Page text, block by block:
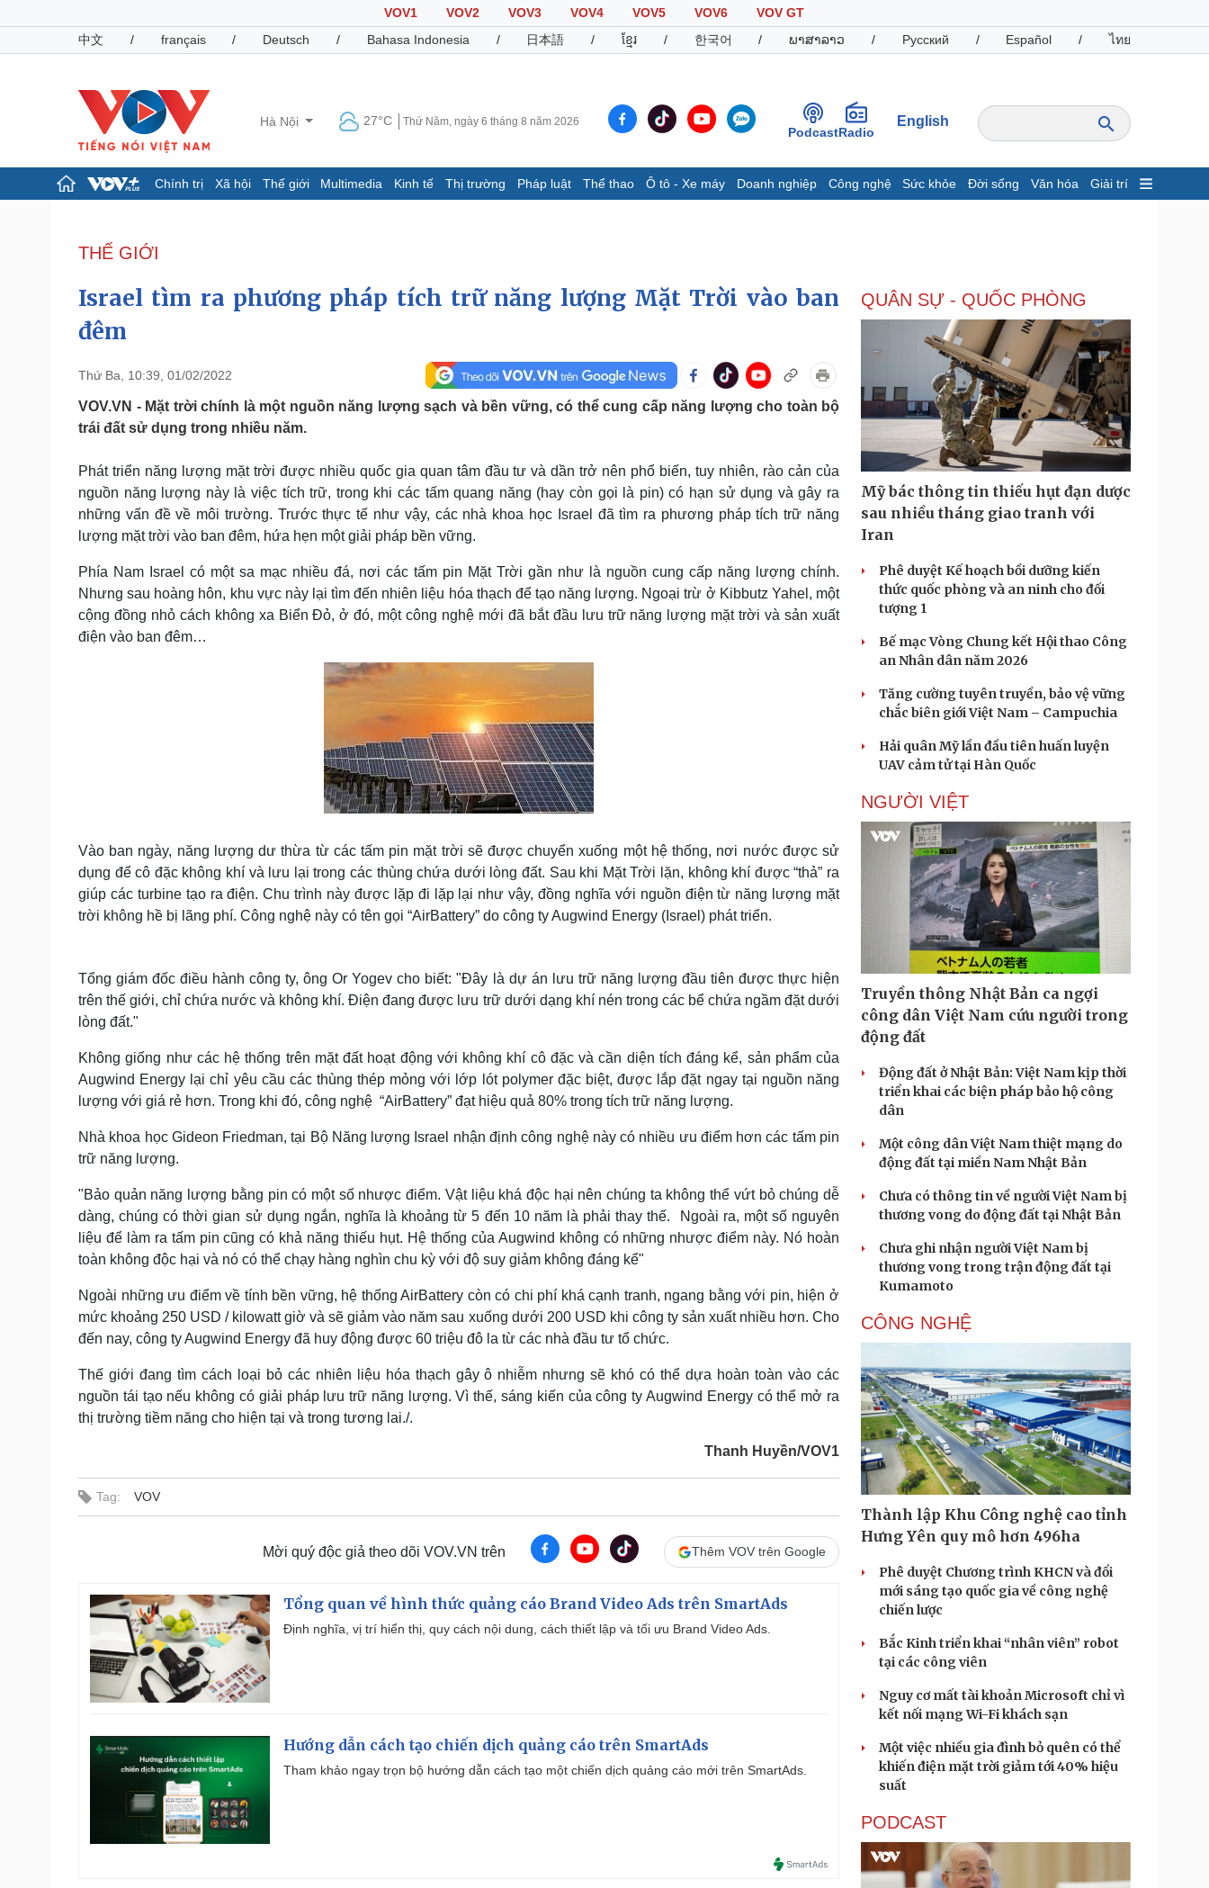
VOV1 VOV2 VOV3 VOV4 VOV5 VOV6
VOV GT
中文
/ français / Deutsch / Bahasa Indonesia / 日本語 / ខ្មែរ / 한국어 / ພາສາລາວ / Русский / Español / ไทย
Hà Nội 27°C Thứ Năm, ngày 6 tháng 8 năm 2026
PodcastRadio
English
Chính trị Xã hội Thế giới Multimedia Kinh tế Thị trường Pháp luật Thể thao Ô tô - Xe máy Doanh nghiệp Công nghệ Sức khỏe Đời sống Văn hóa Giải trí
Đảng
Tổ chức nhân sự
Nhận diện sự thật
Dấu ấn VOV
Infographic
Chứng khoán
Giá cà phê
Pháp luật
Tin nóng
Tư vấn luật
Việt Nam
Phân tích
Thể thao
Lịch thi đấu bóng đá
Hậu trường
Ô tô - Xe máy
Xe máy
Doanh nghiệp
Thông tin doanh nghiệp
Doanh nghiệp 24h
Vì cộng đồng
Công nghệ
Sành điệu
Tin Công nghệ
Trải nghiệm
Chuyển đổi số
Sức khỏe
Dinh dưỡng - món ngon
Cây thuốc
Sản phụ khoa
Nhi khoa
Nam khoa
Làm đẹp - giảm cân
Phòng mạch online
Đời sống
Nhà đẹp
Blog
Tình yêu - Gia đình
Văn hóa
Sân khấu - Điện ảnh
Văn học
Di sản
Giải trí
Nghệ sĩ
Sao Việt
Du lịch
Tư vấn
check-in
Podcast
Câu chuyện thời sự
Cửa sổ tình yêu
Kể chuyện cho bé
Hạt giống tâm hồn
THẾ GIỚI
Israel tìm ra phương pháp tích trữ năng lượng Mặt Trời vào ban
đêm
Thứ Ba, 10:39, 01/02/2022
VOV.VN - Mặt trời chính là một nguồn năng lượng sạch và bền vững, có thể cung cấp năng lượng cho toàn bộ
trái đất sử dụng trong nhiều năm.
Phát triển năng lượng mặt trời được nhiều quốc gia quan tâm đầu tư và dần trở nên phổ biến, tuy nhiên, rào cản của
nguồn năng lượng này là việc tích trữ, trong khi các tấm quang năng (hay còn gọi là pin) có hạn sử dụng và gây ra
những vấn đề về môi trường. Trước thực tế như vậy, các nhà khoa học Israel đã tìm ra phương pháp tích trữ năng
lượng mặt trời vào ban đêm, hứa hẹn một giải pháp bền vững.
Phía Nam Israel có một sa mạc nhiều đá, nơi các tấm pin Mặt Trời gần như là nguồn cung cấp năng lượng chính.
Nhưng sau hoàng hôn, khu vực này lại tìm đến nhiên liệu hóa thạch để tạo năng lượng. Ngoại trừ ở Kibbutz Yahel, một
cộng đồng nhỏ cách không xa Biển Đỏ, ở đó, một công nghệ mới đã bắt đầu lưu trữ năng lượng mặt trời và sản xuất
điện vào ban đêm…
Vào ban ngày, năng lượng dư thừa từ các tấm pin mặt trời sẽ được chuyển xuống một hệ thống, nơi nước được sử
dụng để cô đặc không khí và lưu lại trong các thùng chứa dưới lòng đất. Sau khi Mặt Trời lặn, không khí được “thả” ra
giúp các turbine tạo ra điện. Chu trình này được lặp đi lặp lại như vậy, đồng nghĩa với nguồn điện từ năng lượng mặt
trời không hề bị lãng phí. Công nghệ này có tên gọi “AirBattery” do công ty Augwind Energy (Israel) phát triển.
Tổng giám đốc điều hành công ty, ông Or Yogev cho biết: "Đây là dự án lưu trữ năng lượng đầu tiên được thực hiện
trên thế giới, chỉ chứa nước và không khí. Điện đang được lưu trữ dưới dạng khí nén trong các bể chứa ngầm đặt dưới
lòng đất."
Không giống như các hệ thống trên mặt đất hoạt động với không khí cô đặc và cần diện tích đáng kể, sản phẩm của
Augwind Energy lại chỉ yêu cầu các thùng thép mỏng với lớp lót polymer đặc biệt, được lắp đặt ngay tại nguồn năng
lượng với giá rẻ hơn. Trong khi đó, công nghệ “AirBattery” đạt hiệu quả 80% trong tích trữ năng lượng.
Nhà khoa học Gideon Friedman, tại Bộ Năng lượng Israel nhận định công nghệ này có nhiều ưu điểm hơn các tấm pin
trữ năng lượng.
"Bảo quản năng lượng bằng pin có một số nhược điểm. Vật liệu khá độc hại nên chúng ta không thể vứt bỏ chúng dễ
dàng, chúng có thời gian sử dụng ngắn, nghĩa là khoảng từ 5 đến 10 năm là phải thay thế. Ngoài ra, một số nguyên
liệu để làm ra tấm pin cũng có khả năng thiếu hụt. Hệ thống của Augwind không có những nhược điểm này. Nó hoàn
toàn không độc hại và nó có thể chạy hàng nghìn chu kỳ với độ suy giảm không đáng kể"
Ngoài những ưu điểm về tính bền vững, hệ thống AirBattery còn có chi phí khá cạnh tranh, ngang bằng với pin, hiện ở
mức khoảng 250 USD / kilowatt giờ và sẽ giảm vào năm sau xuống dưới 200 USD khi công ty sản xuất nhiều hơn. Cho
đến nay, công ty Augwind Energy đã huy động được 60 triệu đô la từ các nhà đầu tư tổ chức.
Thế giới đang tìm cách loại bỏ các nhiên liệu hóa thạch gây ô nhiễm nhưng sẽ khó có thể dựa hoàn toàn vào các
nguồn tái tạo nếu không có giải pháp lưu trữ năng lượng. Vì thế, sáng kiến của công ty Augwind Energy có thể mở ra
thị trường tiềm năng cho hiện tại và trong tương lai./.
Thanh Huyền/VOV1
Tag: VOV
Mời quý độc giả theo dõi VOV.VN trên Thêm VOV trên Google
Tổng quan về hình thức quảng cáo Brand Video Ads trên SmartAds
Định nghĩa, vị trí hiển thị, quy cách nội dung, cách thiết lập và tối ưu Brand Video Ads.
Hướng dẫn cách tạo chiến dịch quảng cáo trên SmartAds
Tham khảo ngay trọn bộ hướng dẫn cách tạo một chiến dịch quảng cáo mới trên SmartAds.
QUÂN SỰ - QUỐC PHÒNG
Mỹ bác thông tin thiếu hụt đạn dược
sau nhiều tháng giao tranh với
Iran
Phê duyệt Kế hoạch bồi dưỡng kiến
thức quốc phòng và an ninh cho đối
tượng 1
Bế mạc Vòng Chung kết Hội thao Công
an Nhân dân năm 2026
Tăng cường tuyên truyền, bảo vệ vững
chắc biên giới Việt Nam – Campuchia
Hải quân Mỹ lần đầu tiên huấn luyện
UAV cảm tử tại Hàn Quốc
NGƯỜI VIỆT
Truyền thông Nhật Bản ca ngợi
công dân Việt Nam cứu người trong
động đất
Động đất ở Nhật Bản: Việt Nam kịp thời
triển khai các biện pháp bảo hộ công
dân
Một công dân Việt Nam thiệt mạng do
động đất tại miền Nam Nhật Bản
Chưa có thông tin về người Việt Nam bị
thương vong do động đất tại Nhật Bản
Chưa ghi nhận người Việt Nam bị
thương vong trong trận động đất tại
Kumamoto
CÔNG NGHỆ
Thành lập Khu Công nghệ cao tỉnh
Hưng Yên quy mô hơn 496ha
Phê duyệt Chương trình KHCN và đổi
mới sáng tạo quốc gia về công nghệ
chiến lược
Bắc Kinh triển khai “nhân viên” robot
tại các công viên
Nguy cơ mất tài khoản Microsoft chỉ vì
kết nối mạng Wi-Fi khách sạn
Một việc nhiều gia đình bỏ quên có thể
khiến điện mặt trời giảm tới 40% hiệu
suất
PODCAST